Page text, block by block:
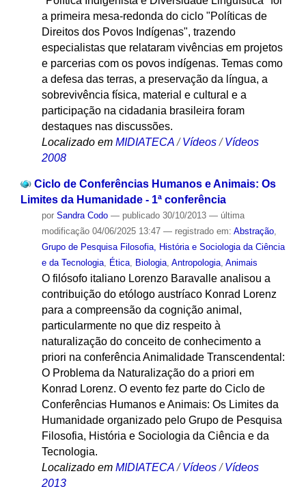
a primeira mesa-redonda do ciclo "Políticas de
Direitos dos Povos Indígenas", trazendo
especialistas que relataram vivências em projetos
e parcerias com os povos indígenas. Temas como
a defesa das terras, a preservação da língua, a
sobrevivência física, material e cultural e a
participação na cidadania brasileira foram
destaques nas discussões.
Localizado em MIDIATECA /Vídeos /Vídeos
2008
Ciclo de Conferências Humanos e Animais: Os
Limites da Humanidade - 1ª conferência
por Sandra Codo — publicado30/10/2013 — última
modificação04/06/2025 13:47 — registrado em: Abstração,
Grupo de Pesquisa Filosofia, História e Sociologia da Ciência
e da Tecnologia, Ética, Biologia, Antropologia, Animais
O filósofo italiano Lorenzo Baravalle analisou a
contribuição do etólogo austríaco Konrad Lorenz
para a compreensão da cognição animal,
particularmente no que diz respeito à
naturalização do conceito de conhecimento a
priori na conferência Animalidade Transcendental:
O Problema da Naturalização do a priori em
Konrad Lorenz. O evento fez parte do Ciclo de
Conferências Humanos e Animais: Os Limites da
Humanidade organizado pelo Grupo de Pesquisa
Filosofia, História e Sociologia da Ciência e da
Tecnologia.
Localizado em MIDIATECA /Vídeos /Vídeos
2013